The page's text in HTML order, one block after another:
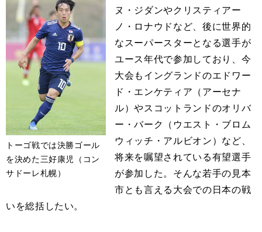
トーゴ戦では決勝ゴール
を決めた三好康児（コン
サドーレ札幌）
ヌ・ジダンやクリスティアー
ノ・ロナウドなど、後に世界的
なスーパースターとなる選手が
ユース年代で参加しており、今
大会もイングランドのエドワー
ド・エンケティア（アーセナ
ル）やスコットランドのオリバ
ー・バーク（ウエスト・ブロム
ウィッチ・アルビオン）など、
将来を嘱望されている有望選手
が参加した。そんな若手の見本
市とも言える大会での日本の戦
いを総括したい。